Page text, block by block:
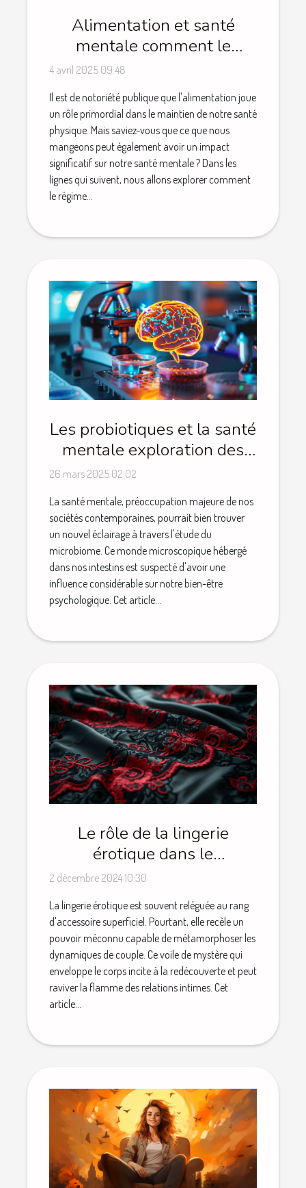
Alimentation et santé
mentale comment le
régime méditerranéen
favorise un cerveau en
pleine forme
4 avril 2025 09:48
Il est de notoriété publique que l'alimentation joue
un rôle primordial dans le maintien de notre santé
physique. Mais saviez-vous que ce que nous
mangeons peut également avoir un impact
significatif sur notre santé mentale ? Dans les
lignes qui suivent, nous allons explorer comment
le régime...
Les probiotiques et la santé
mentale exploration des
liens entre le microbiome
et le cerveau
26 mars 2025 02:02
La santé mentale, préoccupation majeure de nos
sociétés contemporaines, pourrait bien trouver
un nouvel éclairage à travers l'étude du
microbiome. Ce monde microscopique hébergé
dans nos intestins est suspecté d'avoir une
influence considérable sur notre bien-être
psychologique. Cet article...
Le rôle de la lingerie
érotique dans le
renforcement des relations
intimes
2 décembre 2024 10:30
La lingerie érotique est souvent reléguée au rang
d'accessoire superficiel. Pourtant, elle recèle un
pouvoir méconnu capable de métamorphoser les
dynamiques de couple. Ce voile de mystère qui
enveloppe le corps incite à la redécouverte et peut
raviver la flamme des relations intimes. Cet
article...